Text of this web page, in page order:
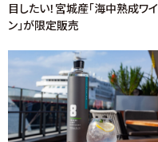
目したい！宮城産「海中熟成ワイ
ン」が限定販売